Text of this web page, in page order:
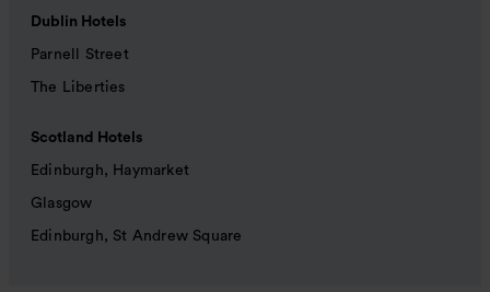
Dublin Hotels
Parnell Street
The Liberties
Scotland Hotels
Edinburgh, Haymarket
Glasgow
Edinburgh, St Andrew Square